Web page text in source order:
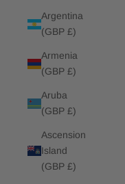
Argentina
(GBP £)
Armenia
(GBP £)
Aruba
(GBP £)
Ascension
Island
(GBP £)